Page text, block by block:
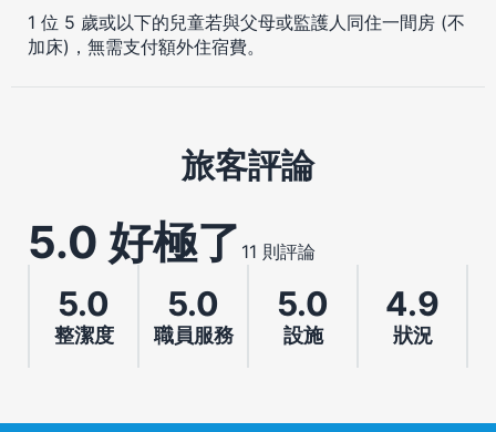
1 位 5 歲或以下的兒童若與父母或監護人同住一間房 (不
加床)，無需支付額外住宿費。
旅客評論
5.0 好極了 11 則評論
5.0
整潔度
5.0
職員服務
5.0
設施
4.9
狀況